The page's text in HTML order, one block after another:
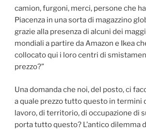
camion, furgoni, merci, persone che
Piacenza in una sorta di magazzino
grazie alla presenza di alcuni dei
mondiali a partire da Amazon e Ikea
collocato qui i loro centri di
prezzo?”
Una domanda che noi, del posto, ci
a quale prezzo tutto questo in termini
lavoro, di territorio, di occupazione di
porta tutto questo? L’antico dilemma